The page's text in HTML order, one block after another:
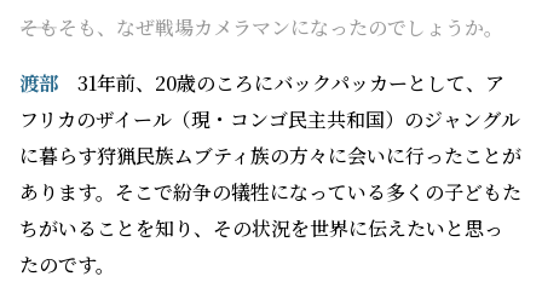
――そもそも、なぜ戦場カメラマンになったのでしょうか。
渡部 31年前、20歳のころにバックパッカーとして、ア
フリカのザイール（現・コンゴ民主共和国）のジャングル
に暮らす狩猟民族ムブティ族の方々に会いに行ったことが
あります。そこで紛争の犠牲になっている多くの子どもた
ちがいることを知り、その状況を世界に伝えたいと思っ
たのです。